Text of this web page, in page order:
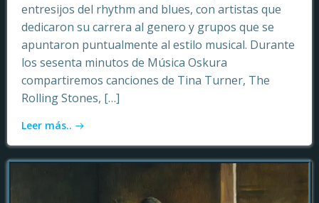
entresijos del rhythm and blues, con artistas que
dedicaron su carrera al genero y grupos que se
apuntaron puntualmente al estilo musical. Durante
los sesenta minutos de Música Oskura
compartiremos canciones de Tina Turner, The
Rolling Stones, […]
Leer más..